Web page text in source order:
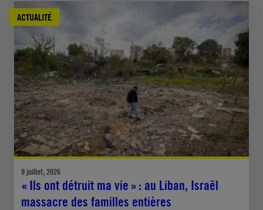
ACTUALITÉ
9 juillet, 2026
« Ils ont détruit ma vie » : au Liban, Israël
massacre des familles entières